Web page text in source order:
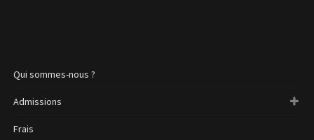
Qui sommes-nous ?
Admissions
Frais